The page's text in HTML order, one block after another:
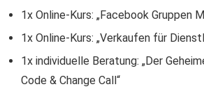
1x Online-Kurs: „Facebook Gruppen
1x Online-Kurs: „Verkaufen für
1x individuelle Beratung: „Der
Code & Change Call“